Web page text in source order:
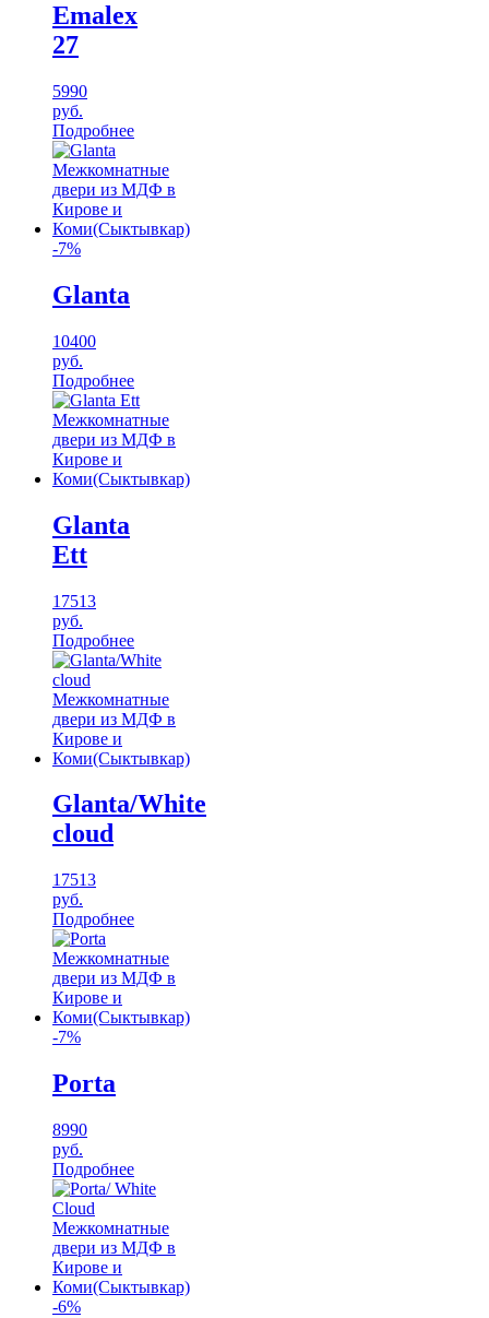
Emalex
27
5990
руб.
Подробнее
-7%
Glanta
10400
руб.
Подробнее
Glanta
Ett
17513
руб.
Подробнее
Glanta/White
cloud
17513
руб.
Подробнее
-7%
Porta
8990
руб.
Подробнее
-6%